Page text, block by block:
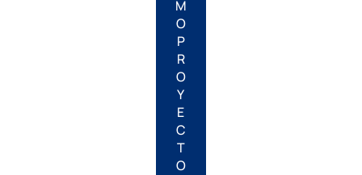
M
O
P
R
O
Y
E
C
T
O